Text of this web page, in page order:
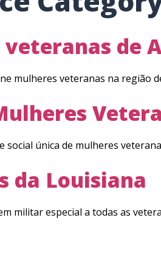
de
mulheres veteranas na região
social única de mulheres
da Louisiana
militar especial a todas as